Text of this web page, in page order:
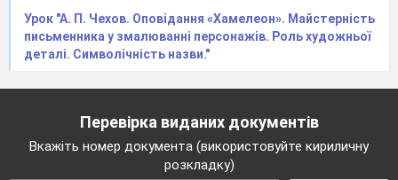
Урок "А. П. Чехов. Оповідання «Хамелеон». Майстерність
письменника у змалюванні персонажів. Роль художньої
деталі. Символічність назви."
Перевірка виданих документів
Вкажіть номер документа (використовуйте кириличну
розкладку)